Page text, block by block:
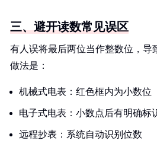
三、避开读数常见误区
有人误将最后两位当作整数位，导
做法是：
机械式电表：红色框内为小数位
电子式电表：小数点后有明确标
远程抄表：系统自动识别位数